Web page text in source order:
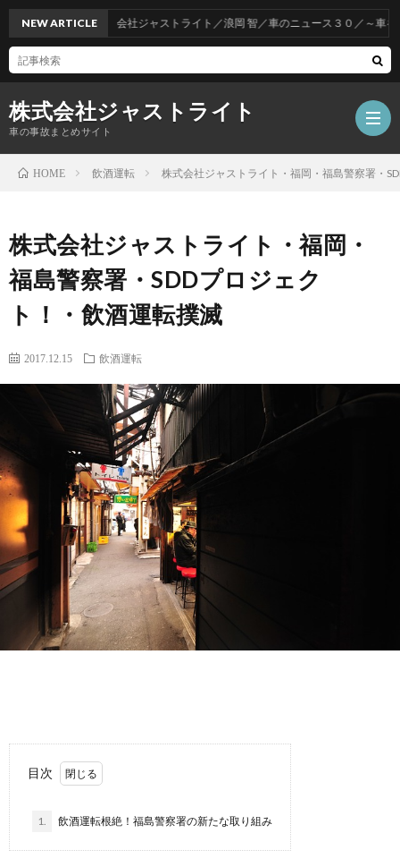
株式会社ジャストライト
車の事故まとめサイト
NEW ARTICLE株式会社ジャストライト／浪岡 智／車のニュース３０／～車をお得
HOME 飲酒運転 株式会社ジャストライト・福岡・福島警察署・
株式会社ジャストライト・福岡・
福島警察署・SDDプロジェク
ト！・飲酒運転撲滅
2017.12.15 飲酒運転
目次
1. 飲酒運転根絶！福島警察署の新たな取り組み